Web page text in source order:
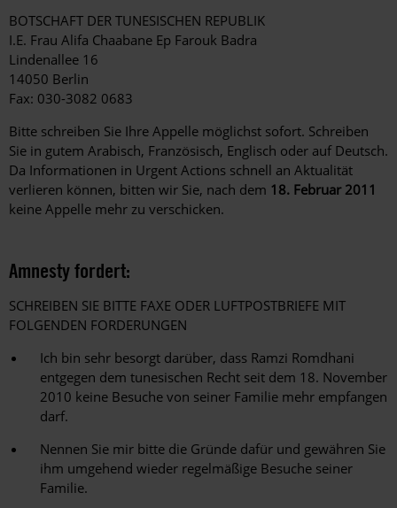
BOTSCHAFT DER TUNESISCHEN REPUBLIK
I.E. Frau Alifa Chaabane Ep Farouk Badra
Lindenallee 16
14050 Berlin
Fax: 030-3082 0683
Bitte schreiben Sie Ihre Appelle möglichst sofort. Schreiben
Sie in gutem Arabisch, Französisch, Englisch oder auf Deutsch.
Da Informationen in Urgent Actions schnell an Aktualität
verlieren können, bitten wir Sie, nach dem 18. Februar 2011
keine Appelle mehr zu verschicken.
Amnesty fordert:
SCHREIBEN SIE BITTE FAXE ODER LUFTPOSTBRIEFE MIT
FOLGENDEN FORDERUNGEN
Ich bin sehr besorgt darüber, dass Ramzi Romdhani
entgegen dem tunesischen Recht seit dem 18. November
2010 keine Besuche von seiner Familie mehr empfangen
darf.
Nennen Sie mir bitte die Gründe dafür und gewähren Sie
ihm umgehend wieder regelmäßige Besuche seiner
Familie.